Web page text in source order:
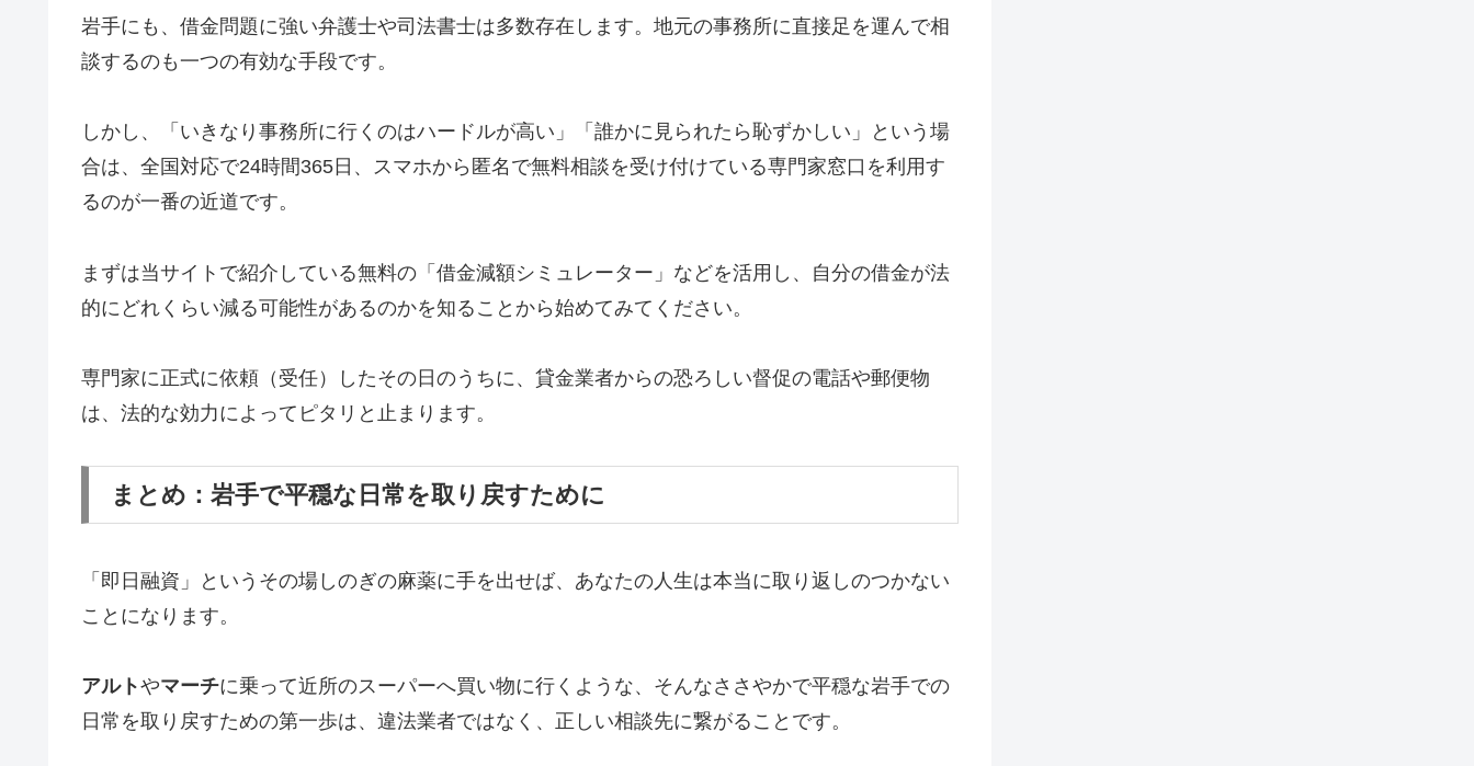
岩手にも、借金問題に強い弁護士や司法書士は多数存在します。地元の事務所に直接足を運んで相
談するのも一つの有効な手段です。
しかし、「いきなり事務所に行くのはハードルが高い」「誰かに見られたら恥ずかしい」という場
合は、全国対応で24時間365日、スマホから匿名で無料相談を受け付けている専門家窓口を利用す
るのが一番の近道です。
まずは当サイトで紹介している無料の「借金減額シミュレーター」などを活用し、自分の借金が法
的にどれくらい減る可能性があるのかを知ることから始めてみてください。
専門家に正式に依頼（受任）したその日のうちに、貸金業者からの恐ろしい督促の電話や郵便物
は、法的な効力によってピタリと止まります。
まとめ：岩手で平穏な日常を取り戻すために
「即日融資」というその場しのぎの麻薬に手を出せば、あなたの人生は本当に取り返しのつかない
ことになります。
アルトやマーチに乗って近所のスーパーへ買い物に行くような、そんなささやかで平穏な岩手での
日常を取り戻すための第一歩は、違法業者ではなく、正しい相談先に繋がることです。